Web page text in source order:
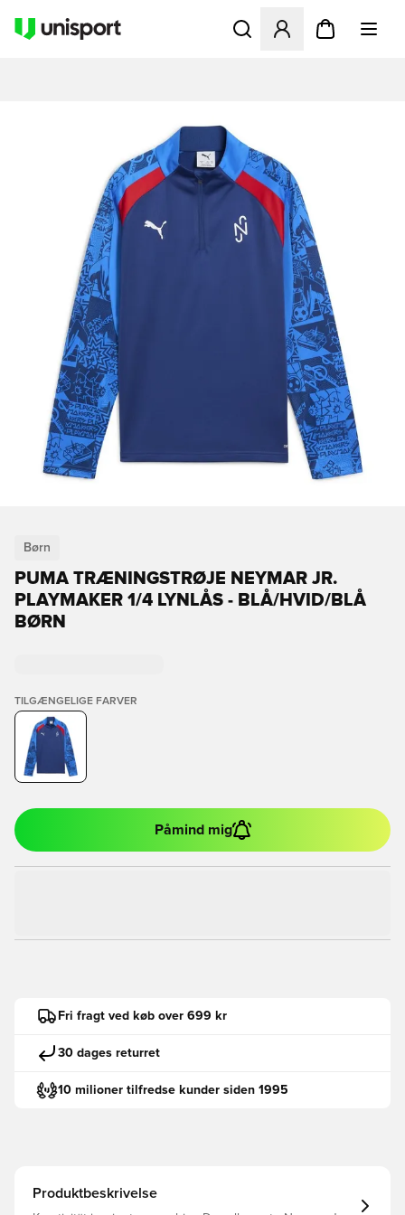
Åbner en Modal til at
Børn
PUMA TRÆNINGSTRØJE NEYMAR JR.
PLAYMAKER 1/4 LYNLÅS - BLÅ/HVID/BLÅ
BØRN
TILGÆNGELIGE FARVER
Påmind mig
Fri fragt ved køb over 699 kr
30 dages returret
10 milioner tilfredse kunder siden 1995
Produktbeskrivelse